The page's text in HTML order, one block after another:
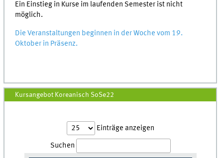
Ein Einstieg in Kurse im laufenden Semester ist nicht
möglich.
Die Veranstaltungen beginnen in der Woche vom 19.
Oktober in Präsenz.
Kursangebot Koreanisch SoSe22
Einträge anzeigen
Suchen